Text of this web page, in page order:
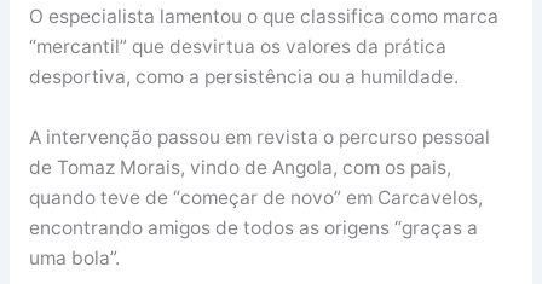
O especialista lamentou o que classifica como marca
“mercantil” que desvirtua os valores da prática
desportiva, como a persistência ou a humildade.
A intervenção passou em revista o percurso pessoal
de Tomaz Morais, vindo de Angola, com os pais,
quando teve de “começar de novo” em Carcavelos,
encontrando amigos de todos as origens “graças a
uma bola”.